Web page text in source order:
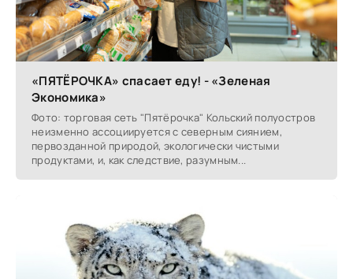
«ПЯТЁРОЧКА» спасает еду! - «Зеленая
Экономика»
Фото: торговая сеть "Пятёрочка" Кольский полуостров
неизменно ассоциируется с северным сиянием,
первозданной природой, экологически чистыми
продуктами, и, как следствие, разумным...